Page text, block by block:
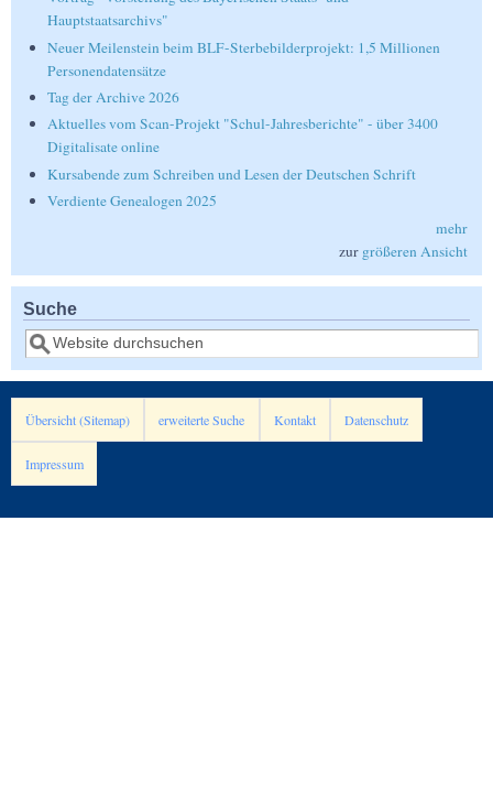
Hauptstaatsarchivs"
Neuer Meilenstein beim BLF-Sterbebilderprojekt: 1,5 Millionen
Personendatensätze
Tag der Archive 2026
Aktuelles vom Scan-Projekt "Schul-Jahresberichte" - über 3400
Digitalisate online
Kursabende zum Schreiben und Lesen der Deutschen Schrift
Verdiente Genealogen 2025
mehr
zur größeren Ansicht
Suche
Suche
Übersicht (Sitemap) erweiterte Suche Kontakt Datenschutz
Impressum